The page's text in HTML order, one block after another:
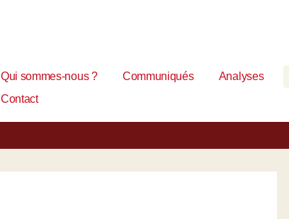
Qui sommes-nous ? Communiqués Analyses
Contact